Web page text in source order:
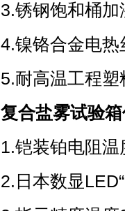
3.锈钢饱和桶
4.镍铬合金电热丝
5.耐高温工程塑
复合盐雾试验
1.铠装铂电阻
2.日本数显